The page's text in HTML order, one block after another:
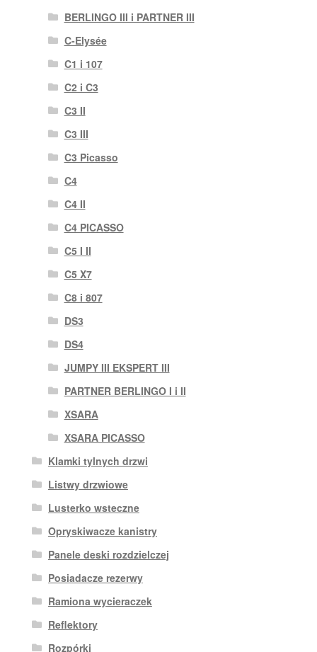
BERLINGO III i PARTNER III
C-Elysée
C1 i 107
C2 i C3
C3 II
C3 III
C3 Picasso
C4
C4 II
C4 PICASSO
C5 I II
C5 X7
C8 i 807
DS3
DS4
JUMPY III EKSPERT III
PARTNER BERLINGO I i II
XSARA
XSARA PICASSO
Klamki tylnych drzwi
Listwy drzwiowe
Lusterko wsteczne
Opryskiwacze kanistry
Panele deski rozdzielczej
Posiadacze rezerwy
Ramiona wycieraczek
Reflektory
Rozpórki